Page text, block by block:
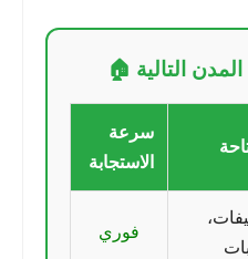
التالية 🏠
سرعة
الاستجابة
فوري